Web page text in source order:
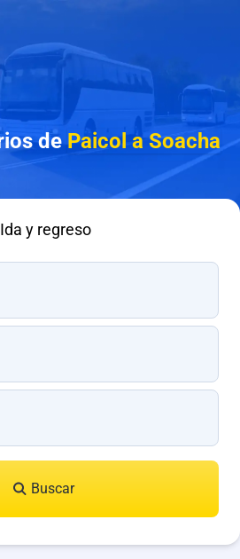
dePaicol a Soacha
Ida y regreso
Buscar